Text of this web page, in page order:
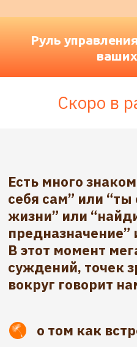
В этот момент
вокруг говорит нам:
о том как встроиться
Конечно, после такого
чувствуешь себя лишним
прячешься обратно в
«правильно/
Наблюдали ли вы, что
ситуации, но
с разными людьми
ими по-разному и даже
событий всегда разный?
как делать